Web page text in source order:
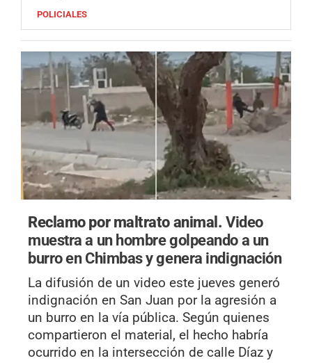
POLICIALES
Reclamo por maltrato animal.Video
muestra a un hombre golpeando a un
burro en Chimbas y genera indignación
La difusión de un video este jueves generó
indignación en San Juan por la agresión a
un burro en la vía pública. Según quienes
compartieron el material, el hecho habría
ocurrido en la intersección de calle Díaz y